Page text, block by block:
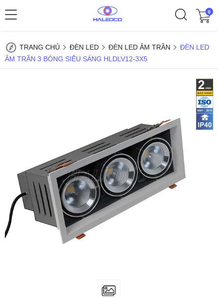
0
TRANG CHỦ ĐÈN LED ĐÈN LED ÂM TRẦN
ĐÈN LED
ÂM TRẦN 3 BÓNG SIÊU SÁNG HLDLV12-3X5